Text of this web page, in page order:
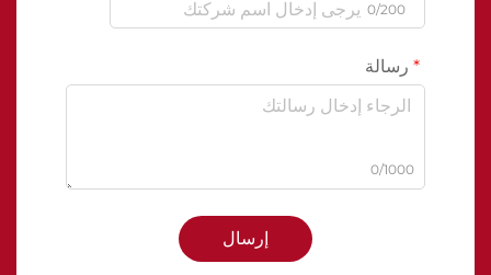
0/200
رسالة
0/1000
إرسال